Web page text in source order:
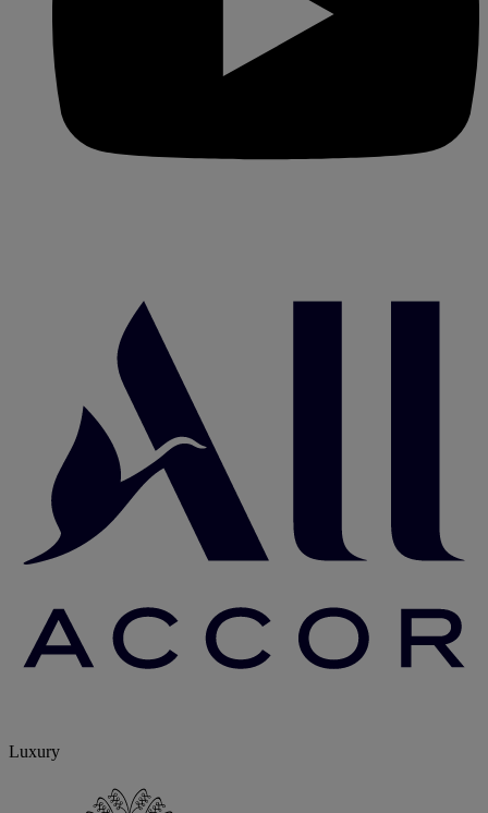
Luxury